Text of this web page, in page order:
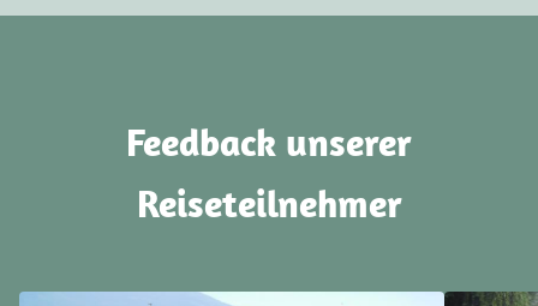
Feedback unserer
Reiseteilnehmer